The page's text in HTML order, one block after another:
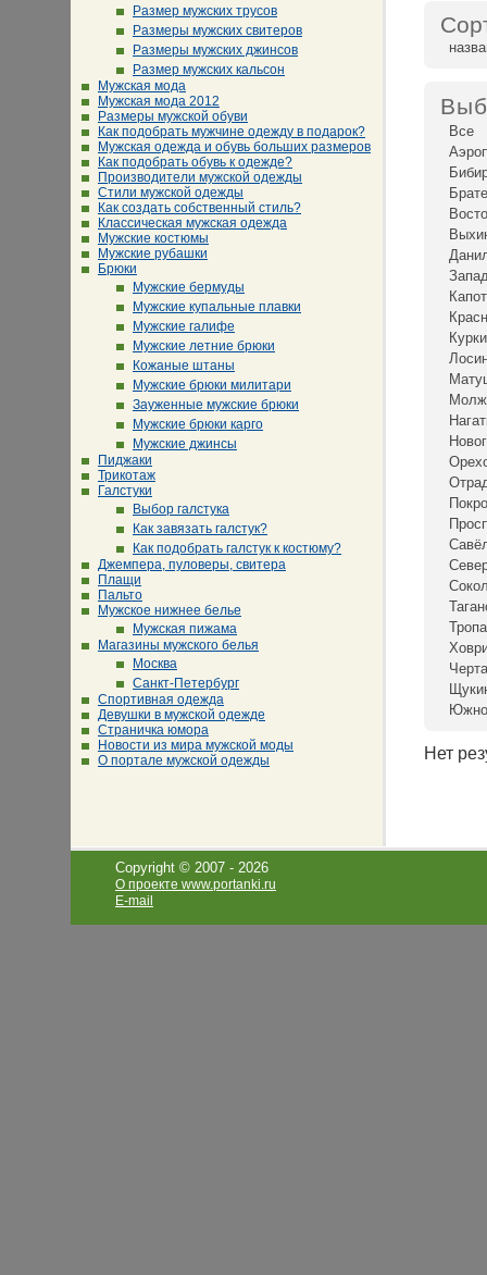
Размер мужских трусов
Размеры мужских свитеров
Размеры мужских джинсов
Размер мужских кальсон
Мужская мода
Мужская мода 2012
Размеры мужской обуви
Как подобрать мужчине одежду в подарок?
Мужская одежда и обувь больших размеров
Как подобрать обувь к одежде?
Производители мужской одежды
Стили мужской одежды
Как создать собственный стиль?
Классическая мужская одежда
Мужские костюмы
Мужские рубашки
Брюки
Мужские бермуды
Мужские купальные плавки
Мужские галифе
Мужские летние брюки
Кожаные штаны
Мужские брюки милитари
Зауженные мужские брюки
Мужские брюки карго
Мужские джинсы
Пиджаки
Трикотаж
Галстуки
Выбор галстука
Как завязать галстук?
Как подобрать галстук к костюму?
Джемпера, пуловеры, свитера
Плащи
Пальто
Мужское нижнее белье
Мужская пижама
Магазины мужского белья
Москва
Санкт-Петербург
Спортивная одежда
Девушки в мужской одежде
Страничка юмора
Новости из мира мужской моды
О портале мужской одежды
Все
Нет
Copyright © 2007 - 2026
О проекте www.portanki.ru
E-mail